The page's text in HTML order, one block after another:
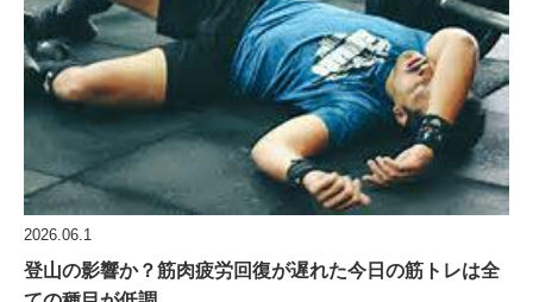
2026.06.1
登山の影響か？筋肉疲労回復が遅れた今日の筋トレは全